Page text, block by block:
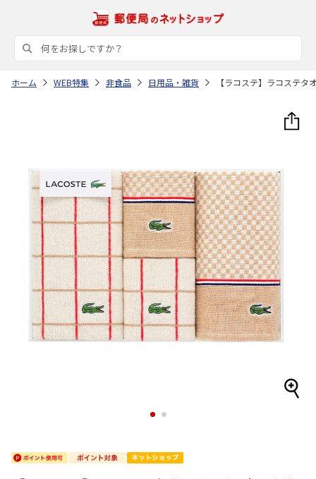
ホーム WEB特集 非食品 日用品・雑貨 【ラコステ】ラコステ
1 2